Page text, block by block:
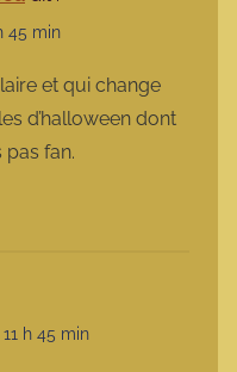
45 min
et qui change
d’halloween dont
fan.
h 45 min